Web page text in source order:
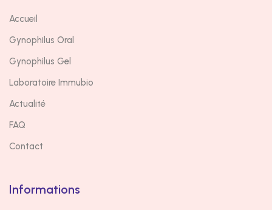
Accueil
Gynophilus Oral
Gynophilus Gel
Laboratoire Immubio
Actualité
FAQ
Contact
Informations